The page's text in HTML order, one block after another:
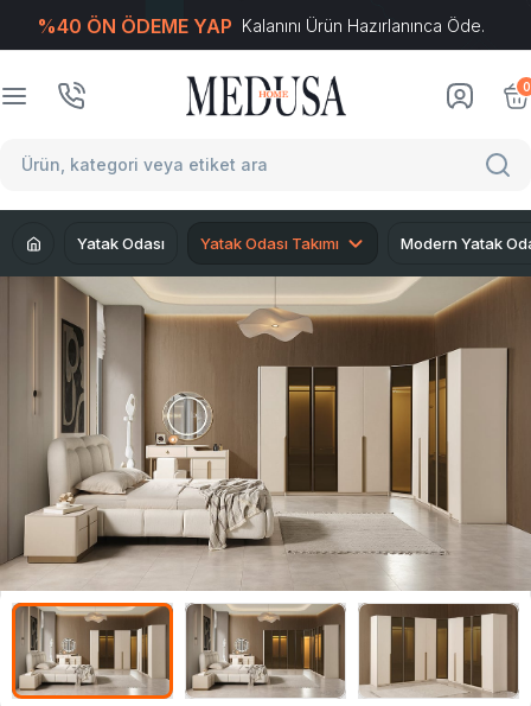
%40 ÖN ÖDEME YAP Kalanını Ürün Hazırlanınca Öde.
0
Yatak Odası Yatak Odası Takımı Modern Yatak
T-Soft E-Ticaret Sistemleriyle Hazırlanmıştır.